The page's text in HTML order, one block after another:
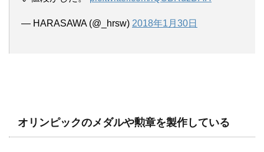
— HARASAWA (@_hrsw) 2018年1月30日
オリンピックのメダルや勲章を製作している